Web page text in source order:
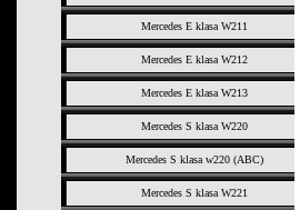
Mercedes E klasa W211
Mercedes E klasa W212
Mercedes E klasa W213
Mercedes S klasa W220
Mercedes S klasa w220 (ABC)
Mercedes S klasa W221